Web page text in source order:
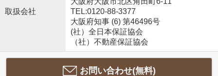
取扱会社
TEL:0120-88-3377
大阪府知事 (6) 第46496号
(社）全日本保証協会
（社）不動産保証協会
お問い合わせ(無料)